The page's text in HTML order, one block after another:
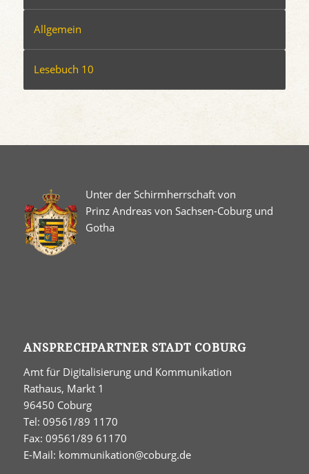
Allgemein
Lesebuch 10
Unter der Schirmherrschaft von
Prinz Andreas von Sachsen-Coburg und
Gotha
ANSPRECHPARTNER STADT COBURG
Amt für Digitalisierung und Kommunikation
Rathaus, Markt 1
96450 Coburg
Tel: 09561/89 1170
Fax: 09561/89 61170
E-Mail: kommunikation@coburg.de